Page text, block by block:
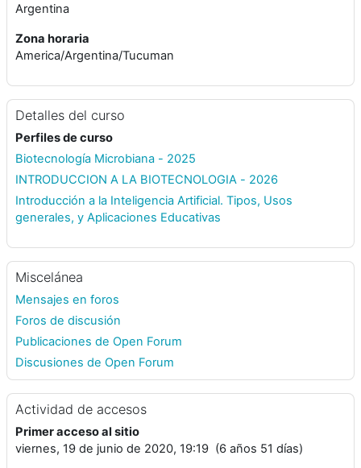
Argentina
Zona horaria
America/Argentina/Tucuman
Detalles del curso
Perfiles de curso
Biotecnología Microbiana - 2025
INTRODUCCION A LA BIOTECNOLOGIA - 2026
Introducción a la Inteligencia Artificial. Tipos, Usos
generales, y Aplicaciones Educativas
Miscelánea
Mensajes en foros
Foros de discusión
Publicaciones de Open Forum
Discusiones de Open Forum
Actividad de accesos
Primer acceso al sitio
viernes, 19 de junio de 2020, 19:19 (6 años 51 días)